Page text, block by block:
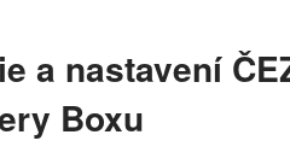
a nastavení
Boxu